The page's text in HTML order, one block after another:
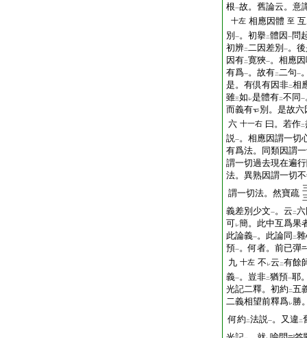
根一故。舊論云。意
十左 相應因體 至
別 一。初擧二體因 一問
初辨二二因差別 一。
因有二寛狹一。相應
有爲一。故有二二句一
是。有倶有因非二相
雖三如 レ是體有二不同 一
而義有
別。是故六
六 十一右 曰。若作二
説一。相應因謂一切
有爲法。同類因謂
謂一切過去現在遍
法。異熟因謂一切
謂一切法。然寶疏
義差別少文一。云 二
可レ簡。此中互爲果
此論義一。此論同 二
預一。何者。前已彈
九 十左 不 レ云 二有餘
義一。豈非二猶預一耶
光記二釋。初約 二五
二義相望前釋爲レ勝
何約 二法説一。又違 二